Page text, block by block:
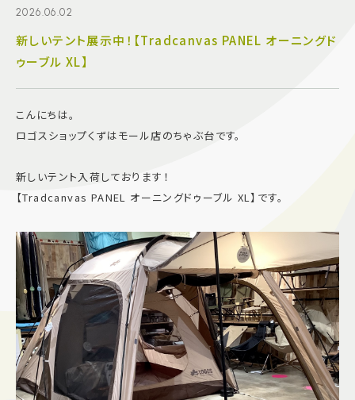
アクセス＆駐車場
よくあるご質問
スタッフ募集
サイトマップ
プライバシーポリシー
Follow US
2026.06.02
新しいテント展示中！【Tradcanvas PANEL オーニングド
ゥーブル XL】
こんにちは。
ロゴスショップくずはモール店のちゃぶ台です。
新しいテント入荷しております！
【Tradcanvas PANEL オーニングドゥーブル XL】です。